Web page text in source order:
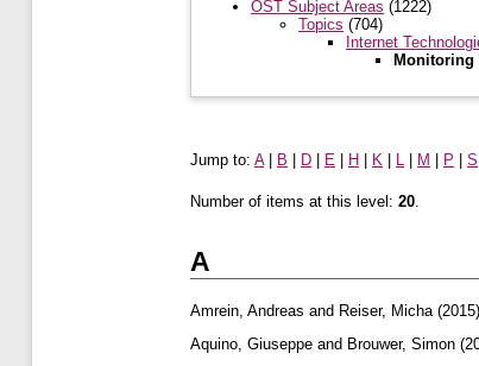
OST Subject Areas (1222)
Topics (704)
Internet
Monitoring
Jump to: A| B | D | E | H | K | L | M | P | S
Number of items at this level: 20
A
Amrein, Andreas and Reiser, Micha (2015)
Aquino, Giuseppe and Brouwer, Simon